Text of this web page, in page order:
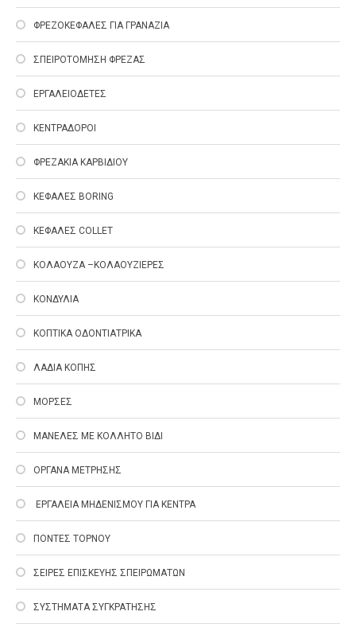
ΦΡΕΖΟΚΕΦΑΛΕΣ ΓΙΑ ΓΡΑΝΑΖΙΑ
ΣΠΕΙΡΟΤΟΜΗΣΗ ΦΡΕΖΑΣ
ΕΡΓΑΛΕΙΟΔΕΤΕΣ
ΚΕΝΤΡΑΔΟΡΟΙ
ΦΡΕΖΑΚΙΑ ΚΑΡΒΙΔΙΟΥ
ΚΕΦΑΛΕΣ ΒΟRING
ΚΕΦΑΛΕΣ COLLET
ΚΟΛΑΟΥΖΑ –ΚΟΛΑΟΥΖΙΕΡΕΣ
ΚΟΝΔΥΛΙΑ
ΚΟΠΤΙΚΑ ΟΔΟΝΤΙΑΤΡΙΚΑ
ΛΑΔΙΑ ΚΟΠΗΣ
ΜΟΡΣΕΣ
ΜΑΝΕΛΕΣ ΜΕ ΚΟΛΛΗΤΟ ΒΙΔΙ
ΟΡΓΑΝΑ ΜΕΤΡΗΣΗΣ
EΡΓΑΛΕΙΑ ΜΗΔΕΝΙΣΜΟΥ ΓΙΑ ΚΕΝΤΡΑ
ΠΟΝΤΕΣ ΤΟΡΝΟΥ
ΣΕΙΡΕΣ ΕΠΙΣΚΕΥΗΣ ΣΠΕΙΡΩΜΑΤΩΝ
ΣΥΣΤΗΜΑΤΑ ΣΥΓΚΡΑΤΗΣΗΣ